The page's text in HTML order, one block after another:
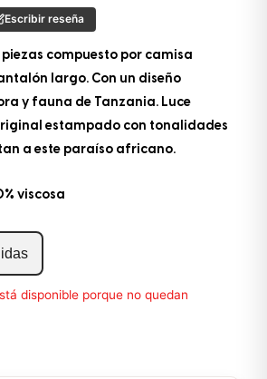
Escribir reseña
piezas compuesto por camisa
largo. Con un diseño
y fauna de Tanzania. Luce
estampado con tonalidades
a este paraíso africano.
viscosa
disponible porque no quedan